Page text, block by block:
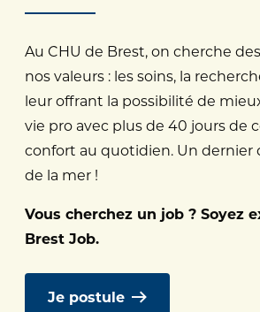
Au CHU de Brest, on cherche
nos valeurs : les soins, la
leur offrant la possibilité de
vie pro avec plus de 40 jours de
confort au quotidien. Un dernier
de la mer !
Vous cherchez un job ? Soyez
Brest Job.
Je postule
> Unité de surveillance continue
d’Hébergement de
24, 7j/7